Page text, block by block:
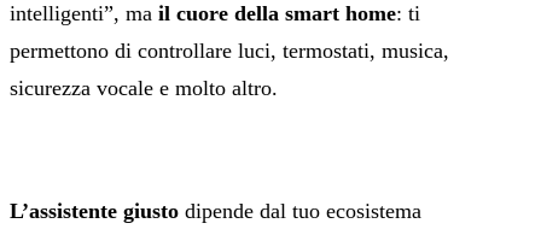
intelligenti”, ma il cuore della smart home: ti
permettono di controllare luci, termostati, musica,
sicurezza vocale e molto altro.
L’assistente giusto dipende dal tuo ecosistema